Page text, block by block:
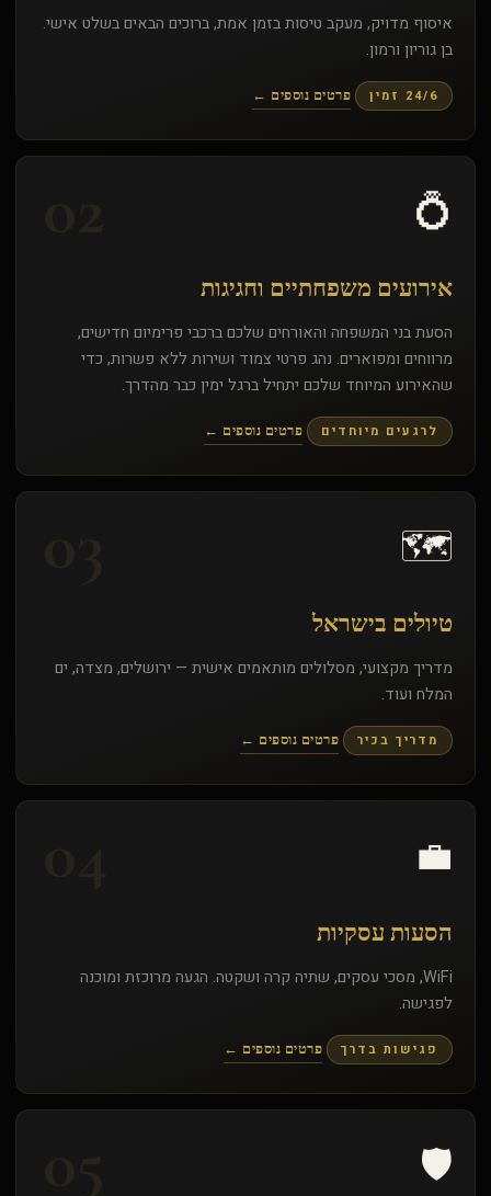
איסוף מדויק, מעקב טיסות בזמן אמת, ברוכים הבאים בשלט אישי.
בן גוריון ורמון.
24/6 זמין פרטים נוספים ←
💍
אירועים משפחתיים וחגיגות
הסעת בני המשפחה והאורחים שלכם ברכבי פרימיום חדישים,
מרווחים ומפוארים. נהג פרטי צמוד ושירות ללא פשרות, כדי
שהאירוע המיוחד שלכם יתחיל ברגל ימין כבר מהדרך.
לרגעים מיוחדים פרטים נוספים ←
🗺️
טיולים בישראל
מדריך מקצועי, מסלולים מותאמים אישית — ירושלים, מצדה, ים
המלח ועוד.
מדריך בכיר פרטים נוספים ←
💼
הסעות עסקיות
WiFi, מסכי עסקים, שתיה קרה ושקטה. הגעה מרוכזת ומוכנה
לפגישה.
פגישות בדרך פרטים נוספים ←
🛡️